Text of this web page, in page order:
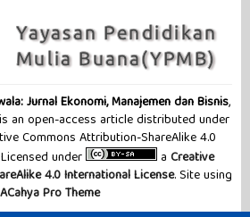
Jurnal Ekonomi, Manajemen dan Bisnis,
an open-access article distributed under
Commons Attribution-ShareAlike 4.0
under
a Creative
4.0 International License. Site using
ACahya Pro Theme